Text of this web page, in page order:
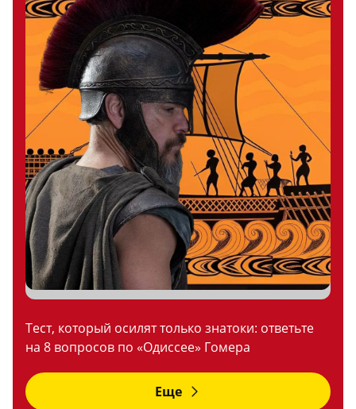
Тест, который осилят только знатоки: ответьте
на 8 вопросов по «Одиссее» Гомера
Еще